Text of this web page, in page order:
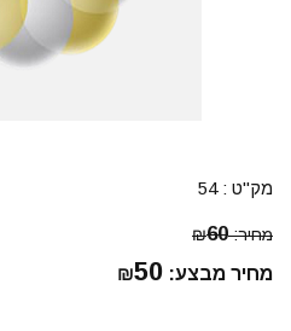
מק"ט :54
מחיר: ₪60
מחיר מבצע: ₪50